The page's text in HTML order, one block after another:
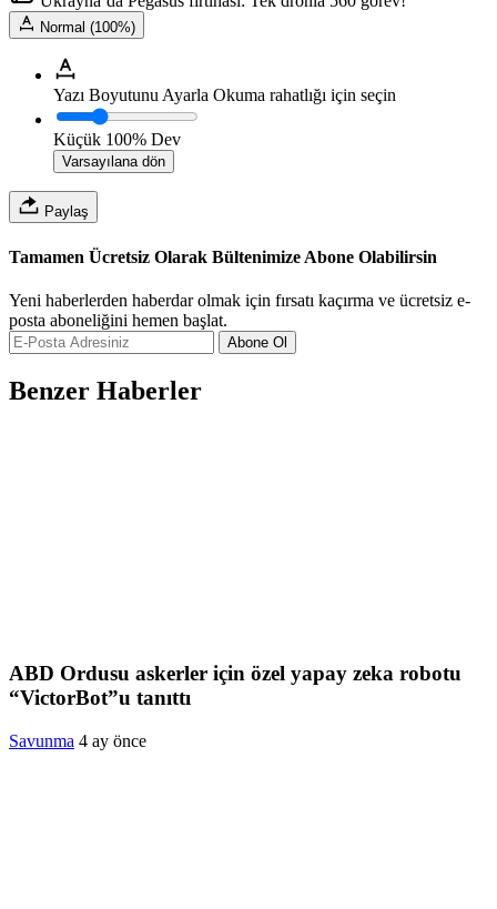
Normal (100%)
Yazı Boyutunu Ayarla Okuma rahatlığı için seçin
Küçük 100% Dev
Varsayılana dön
Paylaş
Tamamen Ücretsiz Olarak Bültenimize Abone Olabilirsin
Yeni haberlerden haberdar olmak için fırsatı kaçırma ve ücretsiz e-
posta aboneliğini hemen başlat.
Abone Ol
Benzer Haberler
ABD Ordusu askerler için özel yapay zeka robotu
“VictorBot”u tanıttı
Savunma 4 ay önce